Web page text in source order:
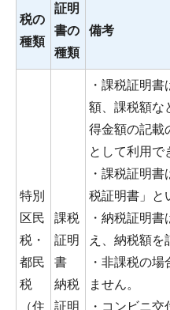
税の
種類
証明
書の
種類
備考
特別
区民
税・
都民
税
（住
課税
証明
書
納税
証明
・課税証明
額、課税額な
得金額の記載
として利用で
・課税証明
税証明書」と
・納税証明
え、納税額を
・非課税の
ません。
・コンビニ